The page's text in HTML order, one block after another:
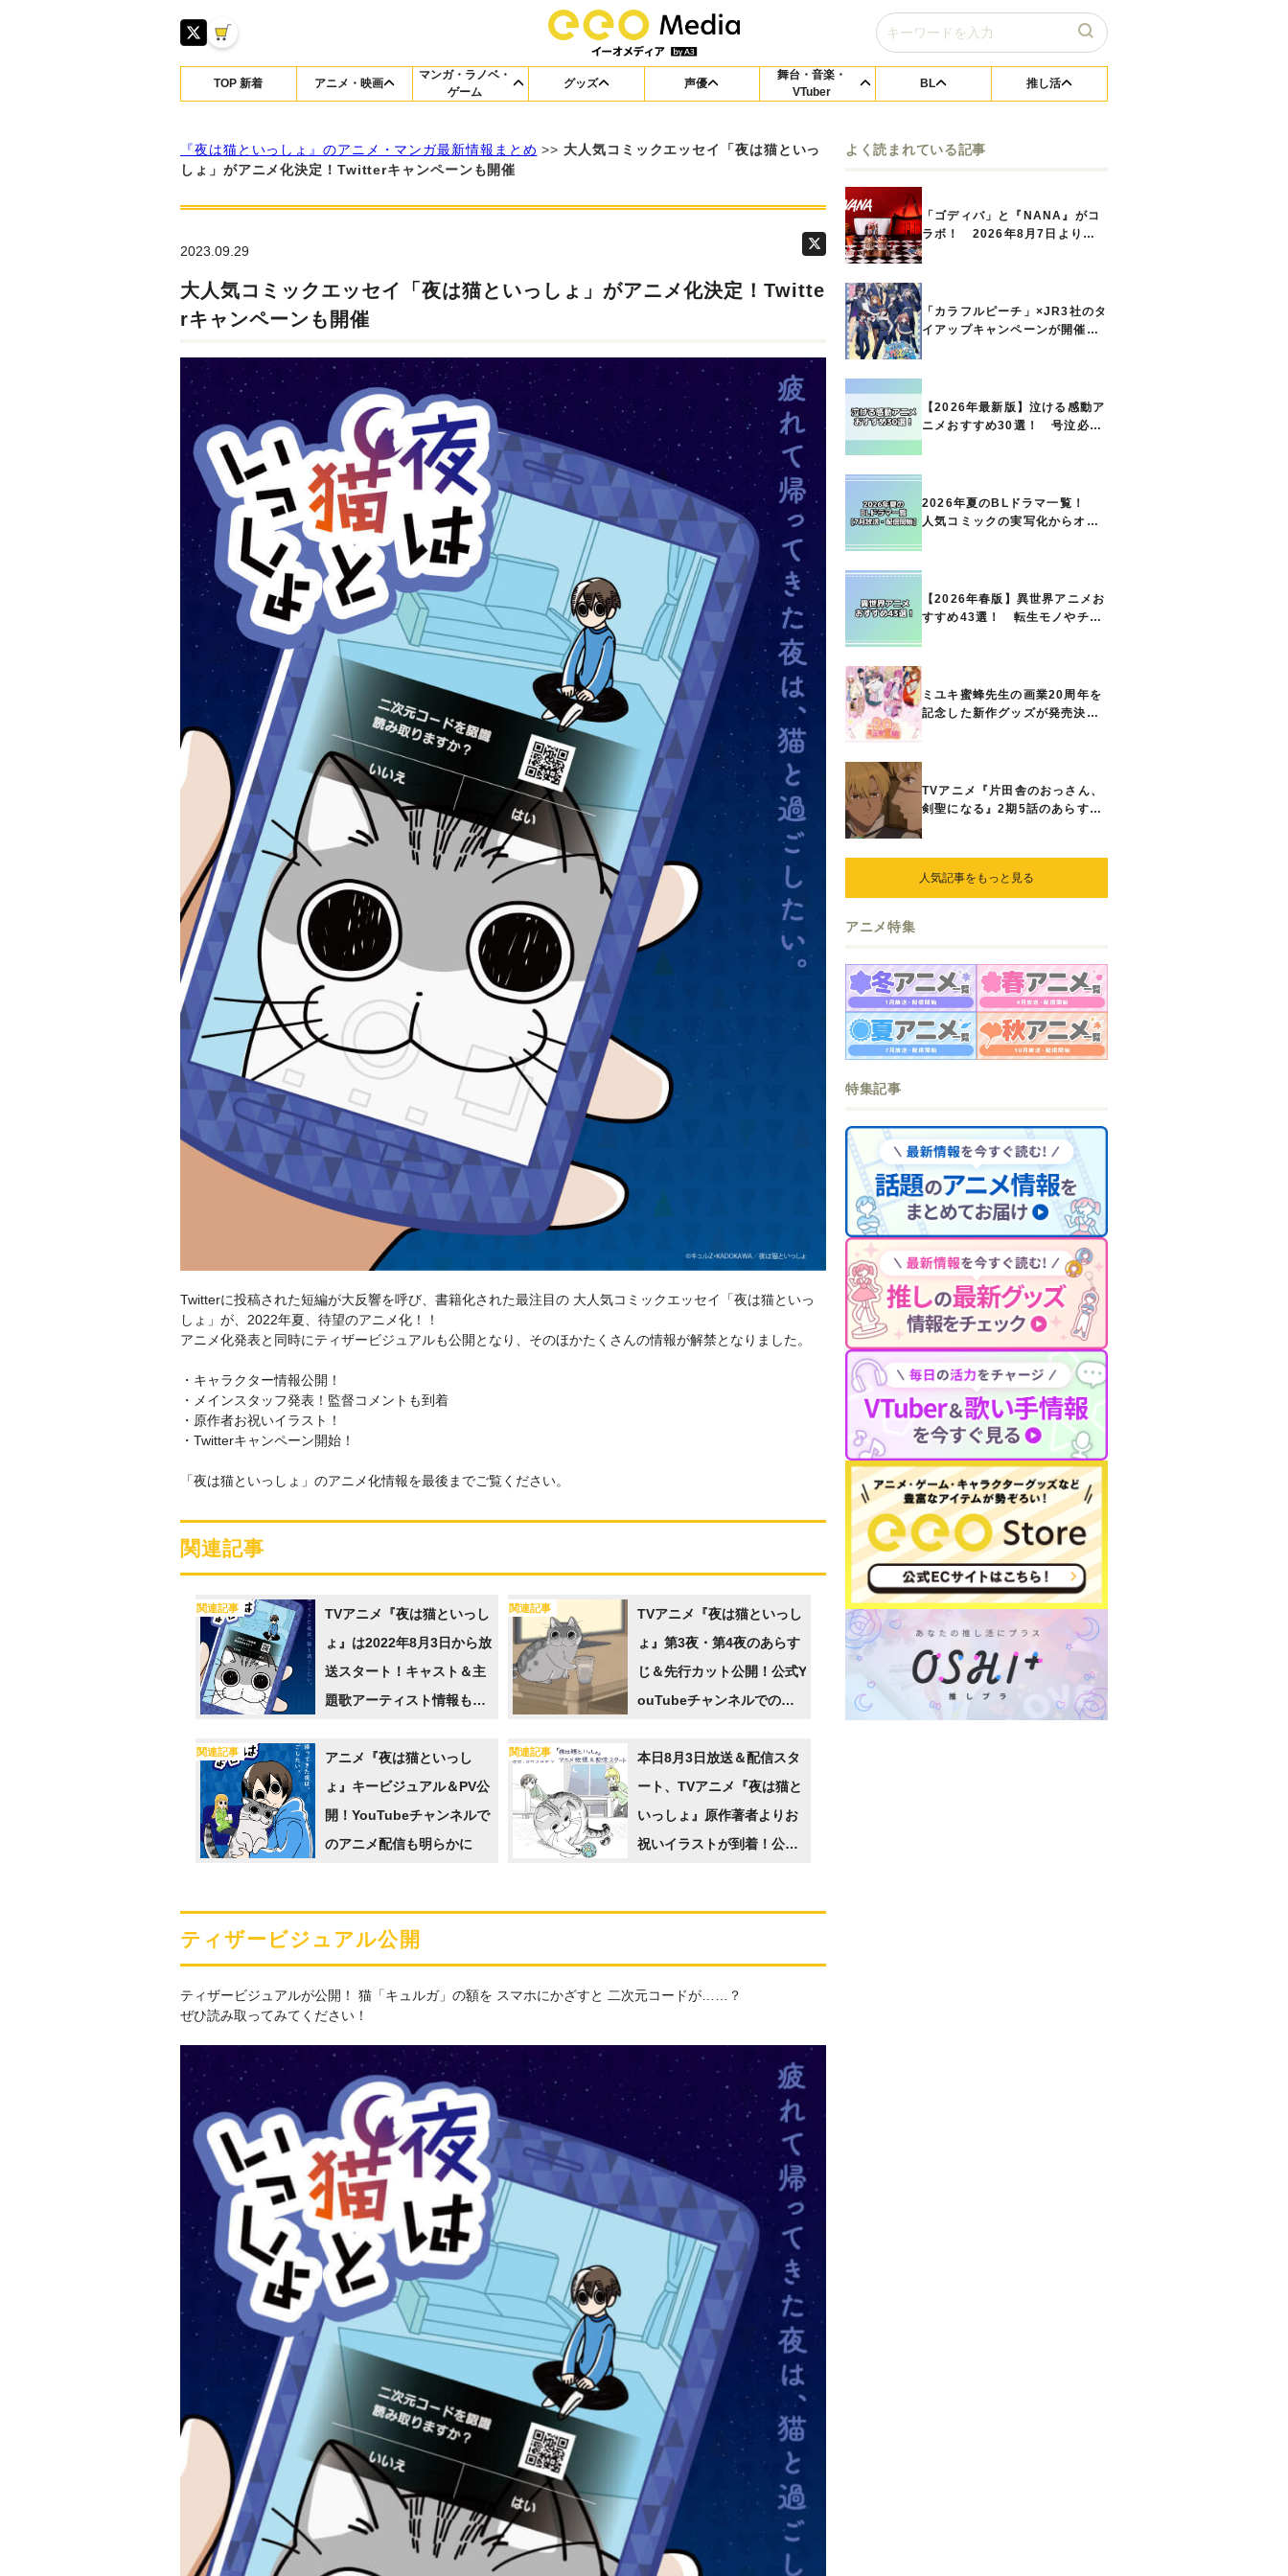
TOP 新着 アニメ・映画
マンガ・ラノベ・
ゲーム
グッズ 声優
舞台・音楽・
VTuber
BL 推し活
『夜は猫といっしょ』のアニメ・マンガ最新情報まとめ >> 大人気コミックエッセイ「夜は猫といっ
しょ」がアニメ化決定！Twitterキャンペーンも開催
2023.09.29
大人気コミックエッセイ「夜は猫といっしょ」がアニメ化決定！Twitte
rキャンペーンも開催
Twitterに投稿された短編が大反響を呼び、書籍化された最注目の 大人気コミックエッセイ「夜は猫といっ
しょ」が、2022年夏、待望のアニメ化！！
アニメ化発表と同時にティザービジュアルも公開となり、そのほかたくさんの情報が解禁となりました。
・キャラクター情報公開！
・メインスタッフ発表！監督コメントも到着
・原作者お祝いイラスト！
・Twitterキャンペーン開始！
「夜は猫といっしょ」のアニメ化情報を最後までご覧ください。
関連記事
関連記事
TVアニメ『夜は猫といっし
ょ』は2022年8月3日から放
送スタート！キャスト＆主
題歌アーティスト情報も明
関連記事
TVアニメ『夜は猫といっし
ょ』第3夜・第4夜のあらす
じ＆先行カット公開！公式Y
ouTubeチャンネルでの配
信も決定
関連記事
アニメ『夜は猫といっし
ょ』キービジュアル＆PV公
開！YouTubeチャンネルで
のアニメ配信も明らかに
関連記事
本日8月3日放送＆配信スタ
ート、TVアニメ『夜は猫と
いっしょ』原作著者よりお
祝いイラストが到着！公式
ティザービジュアル公開
ティザービジュアルが公開！ 猫「キュルガ」の額を スマホにかざすと 二次元コードが……？
ぜひ読み取ってみてください！
よく読まれている記事
「ゴディバ」と『NANA』がコ
ラボ！ 2026年8月7日よりシ
「カラフルピーチ」×JR3社のタ
イアップキャンペーンが開催決
【2026年最新版】泣ける感動ア
ニメおすすめ30選！ 号泣必須
2026年夏のBLドラマ一覧！
人気コミックの実写化からオリ
【2026年春版】異世界アニメお
すすめ43選！ 転生モノやチー
ミユキ蜜蜂先生の画業20周年を
記念した新作グッズが発売決
ら、ときめくアイテムが登場♪
TVアニメ『片田舎のおっさん、
剣聖になる』2期5話のあらすじ
人気記事をもっと見る
アニメ特集
特集記事